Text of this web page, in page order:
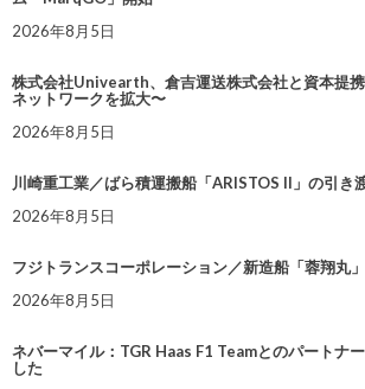
2026年8月5日
株式会社Univearth、倉吉運送株式会社と資本提
ネットワークを拡大〜
2026年8月5日
川崎重工業／ばら積運搬船「ARISTOS II」の引き
2026年8月5日
フジトランスコーポレーション／新造船「蓉翔丸
2026年8月5日
ネバーマイル：TGR Haas F1 Teamとのパートナ
した